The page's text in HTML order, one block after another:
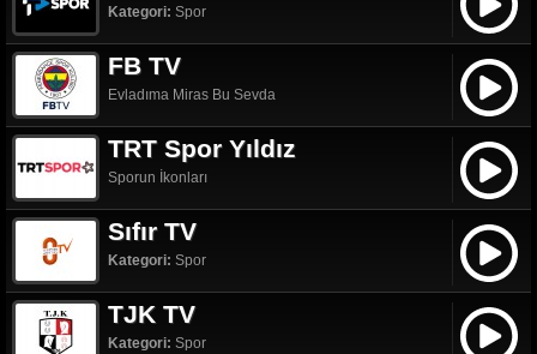
Kategori: Spor
FB TV
Evladıma Miras Bu Sevda
TRT Spor Yıldız
Sporun İkonları
Sıfır TV
Kategori: Spor
TJK TV
Kategori: Spor